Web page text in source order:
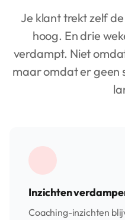
Je klant trekt zelf
hoog. En drie
verdampt. Niet
maar omdat er geen
Inzichten
Coaching-inzichten